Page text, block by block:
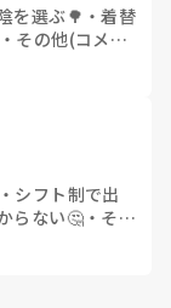
を選ぶ🌳 ・着替
その他(コメン
・ シフト制で出
らない🤔・ その